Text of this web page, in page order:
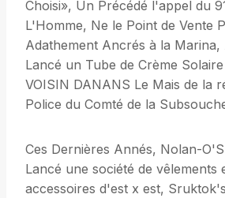
Choisi», Un Précédé l'appel du
L'Homme, Ne le Point de Vente
Adathement Ancrés à la Marina,
Lancé un Tube de Crème
VOISIN DANANS Le Mais de la
Police du Comté de la
Ces Dernières Annés, Nolan-
Lancé une société de vêlements
accessoires d'est x est,